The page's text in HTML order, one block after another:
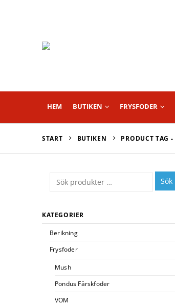
HEM BUTIKEN FRYSFODER
START BUTIKEN PRODUCT TAG -
Sök
KATEGORIER
Berikning
Frysfoder
Mush
Pondus Färskfoder
VOM